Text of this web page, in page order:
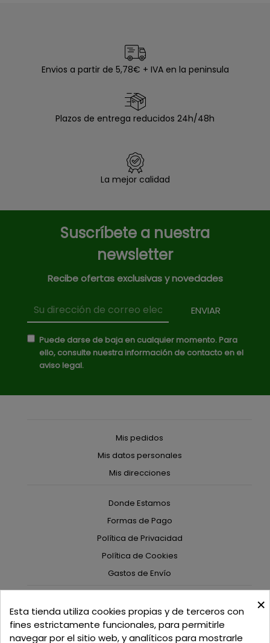
Envios a partir de 5,78€ + IVA en la peninsula
Plazos de entrega reducidos 24h/48h
La mejor calidad
Suscríbete a nuestra
newsletter
Recibe ofertas exclusivas y novedades
Puede darse de baja en cualquier momento. Para
ello, consulte nuestra información de contacto en el
aviso legal.
Mis pedidos
Mis datos personales
Mis direcciones
Donde Estamos
Formas de Pago
Política de Privacidad
Política de Cookies
Gastos de Envío
C/ Delgadillo Nº 7 - Local 1 - 45600
Talavera de la Reina - Toledo - (España)
×
Esta tienda utiliza cookies propias y de terceros con
fines estrictamente funcionales, para permitirle
navegar por el sitio web, y analíticos para mostrarle